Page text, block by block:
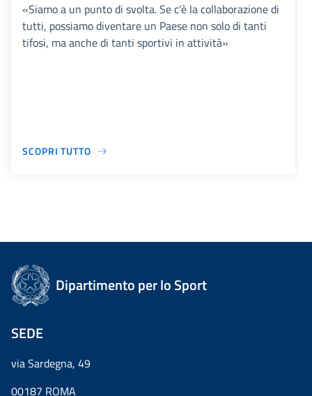
«Siamo a un punto di svolta. Se c'è la collaborazione di
tutti, possiamo diventare un Paese non solo di tanti
tifosi, ma anche di tanti sportivi in attività»
SCOPRI TUTTO
Dipartimento per lo Sport
SEDE
via Sardegna, 49
00187 ROMA